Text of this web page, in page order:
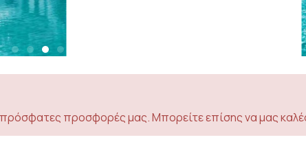
προσφορές μας. Μπορείτε επίσης να μας